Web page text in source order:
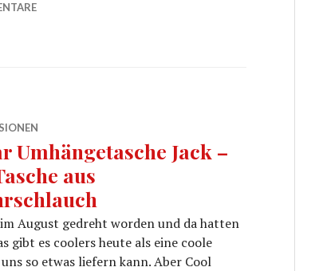
Umhängetasche Jack –
aus
August gedreht worden und da hatten
gibt es coolers heute als eine coole
so etwas liefern kann. Aber Cool